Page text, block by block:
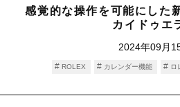
感覚的な操作を可能にした
カイドゥエ
2024年09月
ROLEX カレンダー機能 ロ